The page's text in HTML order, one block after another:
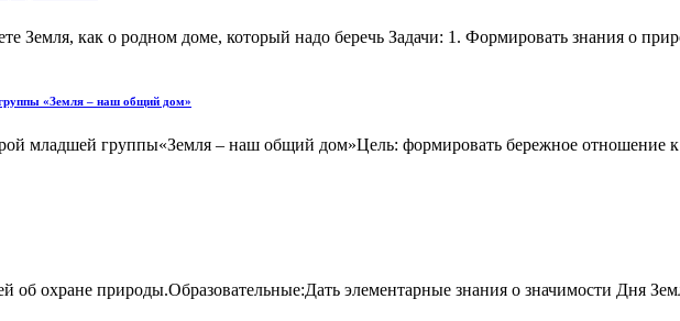
Земля, как о родном доме, который надо беречь Задачи: 1. Формировать знания о
«Земля – наш общий дом»
младшей группы«Земля – наш общий дом»Цель: формировать бережное отношение к
об охране природы.Образовательные:Дать элементарные знания о значимости Дня